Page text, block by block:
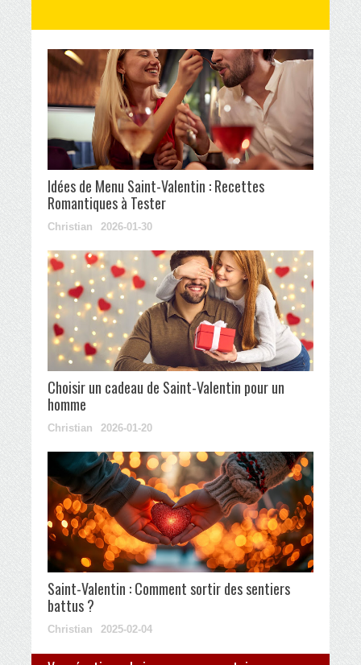
Idées de Menu Saint-Valentin : Recettes
Romantiques à Tester
Christian 2026-01-30
Choisir un cadeau de Saint-Valentin pour un
homme
Christian 2026-01-20
Saint-Valentin : Comment sortir des sentiers
battus ?
Christian 2025-02-04